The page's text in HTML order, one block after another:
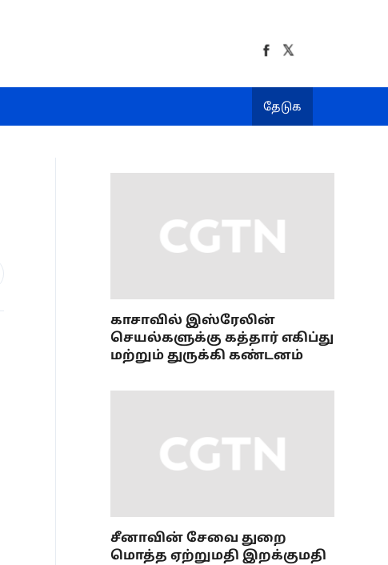
தேடுக
காசாவில் இஸ்ரேலின்
செயல்களுக்கு கத்தார் எகிப்து
மற்றும் துருக்கி கண்டனம்
சீனாவின் சேவை துறை
மொத்த ஏற்றுமதி இறக்குமதி